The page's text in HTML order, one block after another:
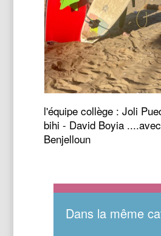
l'équipe collège : Joli
bihi - David Boyia
Benjelloun
Dans la même